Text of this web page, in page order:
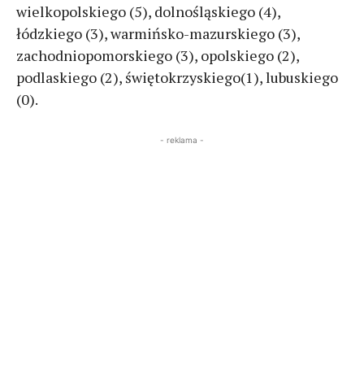
wielkopolskiego (5), dolnośląskiego (4),
łódzkiego (3), warmińsko-mazurskiego (3),
zachodniopomorskiego (3), opolskiego (2),
podlaskiego (2), świętokrzyskiego(1), lubuskiego
(0).
- reklama -